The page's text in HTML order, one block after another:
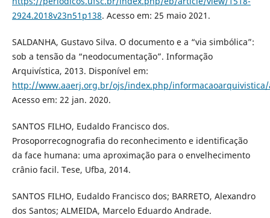
2924.2018v23n51p138. Acesso em: 25 maio 2021.
SALDANHA, Gustavo Silva. O documento e a “via simbólica”:
sob a tensão da “neodocumentação”. Informação
Arquivística, 2013. Disponível em:
http://www.aaerj.org.br/ojs/index.php/
Acesso em: 22 jan. 2020.
SANTOS FILHO, Eudaldo Francisco dos.
Prosoporrecognografia do reconhecimento e identificação
da face humana: uma aproximação para o envelhecimento
crânio facil. Tese, Ufba, 2014.
SANTOS FILHO, Eudaldo Francisco dos; BARRETO, Alexandro
dos Santos; ALMEIDA, Marcelo Eduardo Andrade.